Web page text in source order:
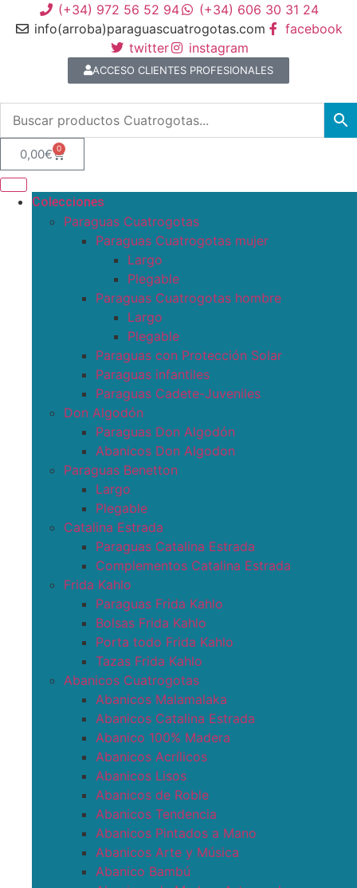
(+34) 972 56 52 94
(+34) 606 30 31 24
info(arroba)paraguascuatrogotas.com
facebook
twitter
instagram
ACCESO CLIENTES PROFESIONALES
0,00€ 0
Colecciones
Paraguas Cuatrogotas
Paraguas Cuatrogotas mujer
Largo
Plegable
Paraguas Cuatrogotas hombre
Largo
Plegable
Paraguas con Protección Solar
Paraguas infantiles
Paraguas Cadete-Juveniles
Don Algodón
Paraguas Don Algodón
Abanicos Don Algodon
Paraguas Benetton
Largo
Plegable
Catalina Estrada
Paraguas Catalina Estrada
Complementos Catalina Estrada
Frida Kahlo
Paraguas Frida Kahlo
Bolsas Frida Kahlo
Porta todo Frida Kahlo
Tazas Frida Kahlo
Abanicos Cuatrogotas
Abanicos Malamalaka
Abanicos Catalina Estrada
Abanico 100% Madera
Abanicos Acrílicos
Abanicos Lisos
Abanicos de Roble
Abanicos Tendencia
Abanicos Pintados a Mano
Abanicos Arte y Música
Abanico Bambú